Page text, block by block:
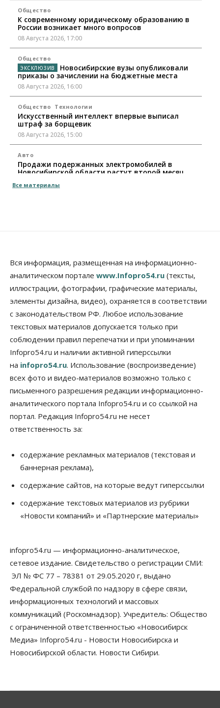
Общество
К современному юридическому образованию в
России возникает много вопросов
08 Августа 2026, 17:00
Общество
Новосибирские вузы опубликовали
приказы о зачислении на бюджетные места
08 Августа 2026, 16:00
Общество Технологии
Искусственный интеллект впервые выписал
штраф за борщевик
08 Августа 2026, 15:00
Авто
Продажи подержанных электромобилей в
Новосибирской области растут второй месяц
08 Августа 2026, 13:00
Бизнес
Союз продавцов маркетплейсов
обратился в правительство РФ из-за атак на WB
08 Августа 2026, 10:00
Общество
Новосибирцы будут получать квитанции за ЖКУ
по-новому
08 Августа 2026, 09:00
Бизнес
В Новосибирской области резко
сократился грузооборот в автоперевозках
07 Августа 2026, 19:00
Общество
В Новосибирске прошёл митинг
против нового закона о памятниках
07 Августа 2026, 18:00
Бизнес
В аэропорту Толмачёво завершены работы по
бетонированию рулежных дорожек
Бизнес Недвижимость Общество
Новосибирцы стали реже оформлять
дома по упрощенной схеме
Власть Общество Право&Порядок
Роспотребнадзор изъял почти полторы тонны
мяса в Новосибирской области
07 Августа 2026, 15:00
Финансы
Расходы новосибирцев на спорт выросли на 40%
за полгода
07 Августа 2026, 14:35
Сибирские аграрии увеличивают посевы горчицы
07 Августа 2026, 14:00
В Новосибирске многодетным семьям вручили
Все материалы
Вся информация, размещенная на информационно-
аналитическом портале www.Infopro54.ru (тексты,
иллюстрации, фотографии, графические материалы,
элементы дизайна, видео), охраняется в соответствии
с законодательством РФ. Любое использование
текстовых материалов допускается только при
соблюдении правил перепечатки и при упоминании
Infopro54.ru и наличии активной гиперссылки
на infopro54.ru. Использование (воспроизведение)
всех фото и видео-материалов возможно только с
письменного разрешения редакции информационно-
аналитического портала Infopro54.ru и со ссылкой на
портал. Редакция Infopro54.ru не несет
ответственность за:
содержание рекламных материалов (текстовая и
баннерная реклама),
содержание сайтов, на которые ведут гиперссылки
содержание текстовых материалов из рубрики
«Новости компаний» и «Партнерские материалы»
infopro54.ru — информационно-аналитическое,
сетевое издание. Свидетельство о регистрации СМИ:
ЭЛ № ФС 77 – 78381 от 29.05.2020 г, выдано
Федеральной службой по надзору в сфере связи,
информационных технологий и массовых
коммуникаций (Роскомнадзор). Учредитель: Общество
с ограниченной ответственностью «Новосибирск
Медиа» Infopro54.ru - Новости Новосибирска и
Новосибирской области. Новости Сибири.